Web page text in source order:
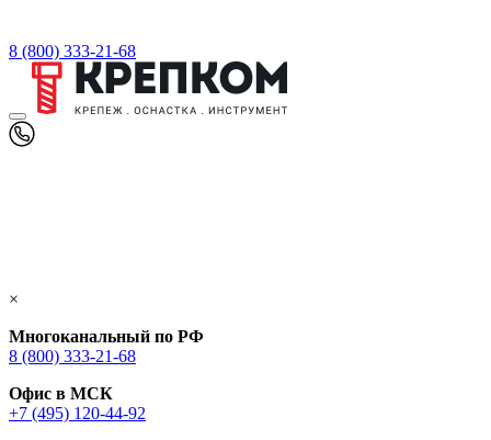
8 (800) 333-21-68
×
Многоканальный по РФ
8 (800) 333‑21-68
Офис в МСК
+7 (495) 120-44-92